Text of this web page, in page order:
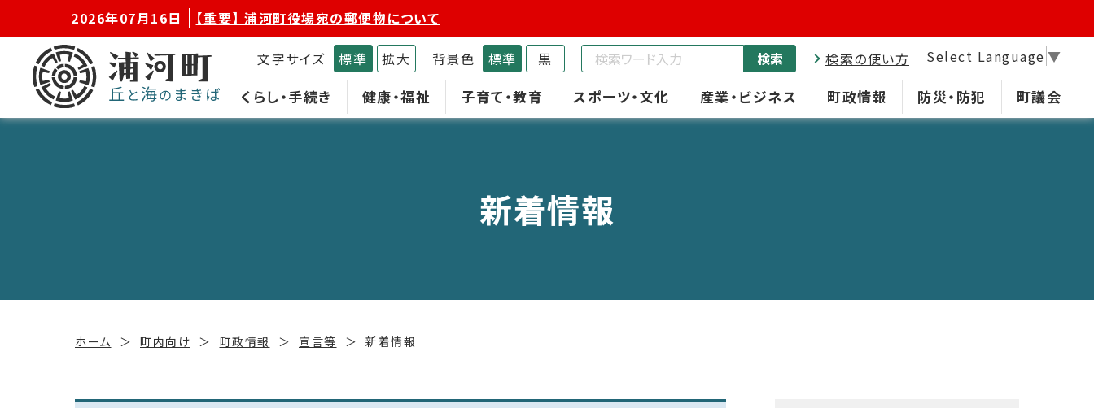
2026年07月16日 【重要】 浦河町役場宛の郵便物について
くらし・手続き 健康・福祉 子育て・教育 スポーツ・文化 産業・ビジネス 町政情報 防災・防犯 町議会
文字サイズ 標準 拡大 背景色 標準 黒 検索 検索の使い方 Select Language ▼
新着情報
ホーム 町内向け 町政情報 宣言等 新着情報